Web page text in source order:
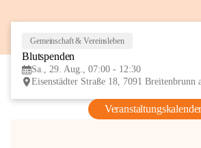
Gemeinschaft & Vereinsleben
Blutspenden
Sa., 29. Aug., 07:00 - 12:30